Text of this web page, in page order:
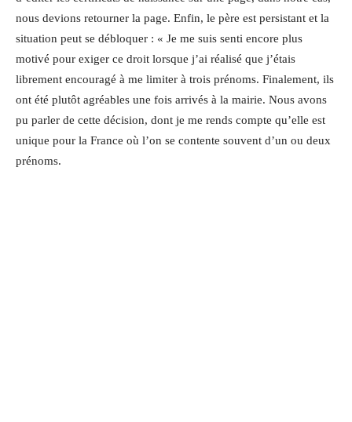
nous devions retourner la page. Enfin, le père est persistant et la
situation peut se débloquer : « Je me suis senti encore plus
motivé pour exiger ce droit lorsque j’ai réalisé que j’étais
librement encouragé à me limiter à trois prénoms. Finalement, ils
ont été plutôt agréables une fois arrivés à la mairie. Nous avons
pu parler de cette décision, dont je me rends compte qu’elle est
unique pour la France où l’on se contente souvent d’un ou deux
prénoms.